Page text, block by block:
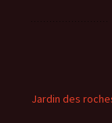
Jardin des